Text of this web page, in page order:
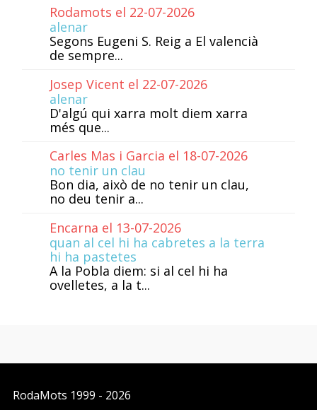
Rodamots el 22-07-2026
alenar
Segons Eugeni S. Reig a El valencià
de sempre...
Josep Vicent el 22-07-2026
alenar
D'algú qui xarra molt diem xarra
més que...
Carles Mas i Garcia el 18-07-2026
no tenir un clau
Bon dia, això de no tenir un clau,
no deu tenir a...
Encarna el 13-07-2026
quan al cel hi ha cabretes a la terra
hi ha pastetes
A la Pobla diem: si al cel hi ha
ovelletes, a la t...
RodaMots 1999 - 2026